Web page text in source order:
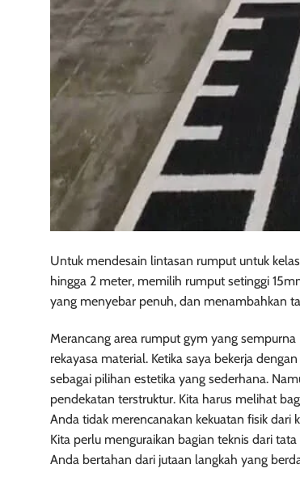
Untuk mendesain lintasan rumput untuk
hingga 2 meter, memilih rumput setinggi
yang menyebar penuh, dan menambahkan
Merancang area rumput gym yang
rekayasa material. Ketika saya bekerja
sebagai pilihan estetika yang sederhana.
pendekatan terstruktur. Kita harus melihat
Anda tidak merencanakan kekuatan fisik dari
Kita perlu menguraikan bagian teknis dari
Anda bertahan dari jutaan langkah yang